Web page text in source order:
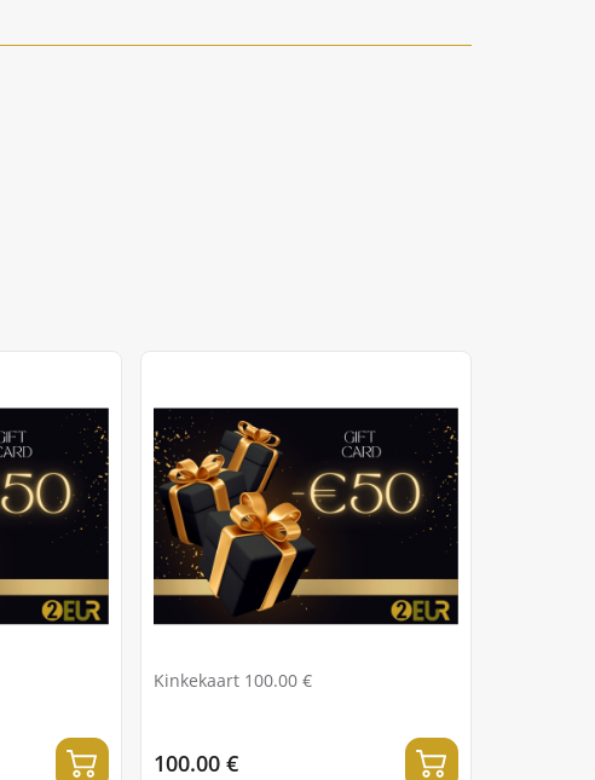
Kinkekaart 100.00 €
100.00 €